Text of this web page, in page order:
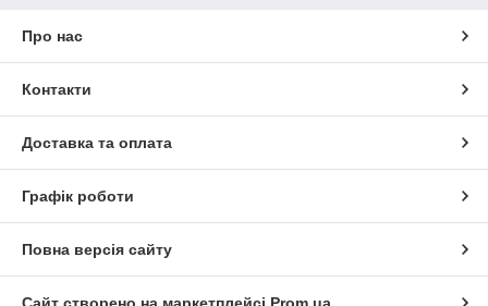
Про нас
Контакти
Доставка та оплата
Графік роботи
Повна версія сайту